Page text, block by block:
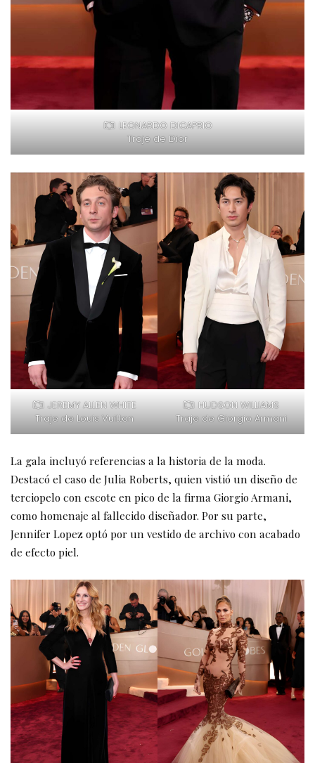
LEONARDO DICAPRIO
Traje de Dior
JEREMY ALLEN WHITE
Traje de Louis Vuitton
HUDSON WILLIAMS
Traje de Giorgio Armani
La gala incluyó referencias a la historia de la moda.
Destacó el caso de Julia Roberts, quien vistió un diseño de
terciopelo con escote en pico de la firma Giorgio Armani,
como homenaje al fallecido diseñador. Por su parte,
Jennifer Lopez optó por un vestido de archivo con acabado
de efecto piel.